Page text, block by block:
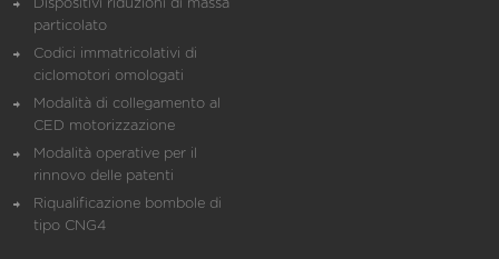
Dispositivi riduzioni di massa
particolato
Codici immatricolativi di
ciclomotori omologati
Modalità di collegamento al
CED motorizzazione
Modalità operative per il
rinnovo delle patenti
Riqualificazione bombole di
tipo CNG4